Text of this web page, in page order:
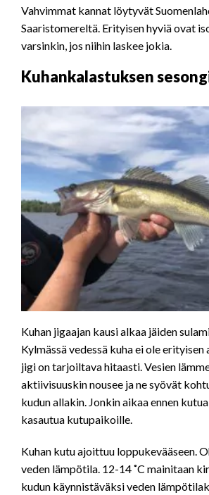
Vahvimmat kannat löytyvät
Saaristomereltä. Erityisen hyviä ovat
varsinkin, jos niihin laskee jokia.
Kuhankalastuksen
Kuhan jigaajan kausi alkaa jäiden
Kylmässä vedessä kuha ei ole
jigi on tarjoiltava hitaasti. Vesien
aktiivisuuskin nousee ja ne syövät
kudun allakin. Jonkin aikaa ennen
kasautua kutupaikoille.
Kuhan kutu ajoittuu loppukevääseen.
veden lämpötila. 12-14 ˚C mainitaan
kudun käynnistäväksi veden